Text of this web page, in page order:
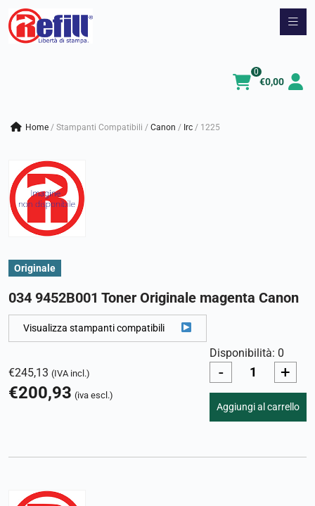
Vai
€0,00
0
Home / Stampanti Compatibili / canon / irc / 1225
Originale
034 9452B001 Toner Originale magenta Canon
Visualizza stampanti compatibili
€245,13 (IVA incl.)
€200,93 (iva escl.)
Disponibilità: 0
- +
Aggiungi al carrello